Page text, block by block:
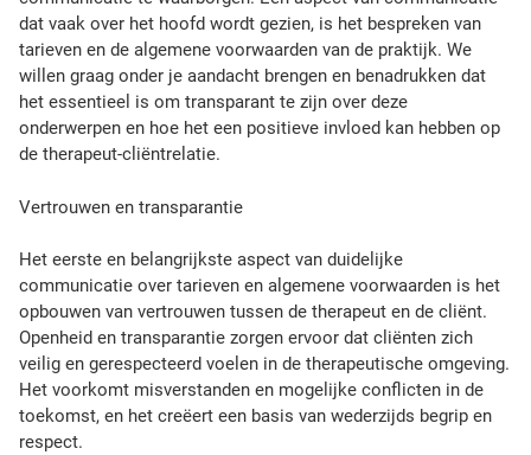
h
i
s
p
o
s
t
b
o
o
t
e
r
s
p
e
I
h
e
r
a
p
e
t
n
s
p
e
l
e
n
w
dat vaak over het hoofd wordt gezien, is het bespreken van
tarieven en de algemene voorwaarden van de praktijk. We
willen graag onder je aandacht brengen en benadrukken dat
het essentieel is om transparant te zijn over deze
onderwerpen en hoe het een positieve invloed kan hebben op
de therapeut-cliëntrelatie.
Vertrouwen en transparantie
Het eerste en belangrijkste aspect van duidelijke
communicatie over tarieven en algemene voorwaarden is het
opbouwen van vertrouwen tussen de therapeut en de cliënt.
Openheid en transparantie zorgen ervoor dat cliënten zich
veilig en gerespecteerd voelen in de therapeutische omgeving.
Het voorkomt misverstanden en mogelijke conflicten in de
toekomst, en het creëert een basis van wederzijds begrip en
respect.